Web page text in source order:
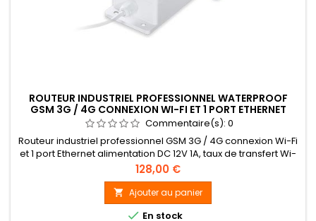
ROUTEUR INDUSTRIEL PROFESSIONNEL WATERPROOF
GSM 3G / 4G CONNEXION WI-FI ET 1 PORT ETHERNET
Commentaire(s): 0
Routeur industriel professionnel GSM 3G / 4G connexion Wi-Fi
et 1 port Ethernet alimentation DC 12V 1A, taux de transfert Wi-
Fi 10/100 Mbps, taux de transfert 4G jusqu'à 150 Mbps,
waterproof IP 66
Prix
128,00 €
 Ajouter au panier
 En stock